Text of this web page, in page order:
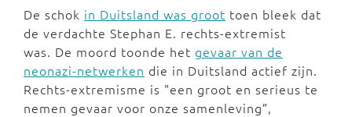
De schok in Duitsland was groot toen bleek dat
de verdachte Stephan E. rechts-extremist
was. De moord toonde het gevaar van de
neonazi-netwerken die in Duitsland actief zijn.
Rechts-extremisme is "een groot en serieus te
nemen gevaar voor onze samenleving”,